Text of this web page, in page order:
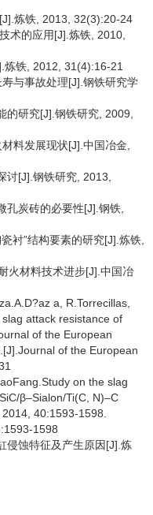
炼铁, 2013, 32(3):20-24
术的应用[J].炼铁, 2010,
炼铁, 2012, 31(4):16-21
与事故处理[J].钢铁研究学
的研究[J].钢铁研究, 2009,
料发展现状[J].中国冶金,
讨[J].钢铁研究, 2013,
孔炭砖的必要性[J].钢铁,
衬”结构要素的研究[J].炼铁,
火材料技术进步[J].中国冶
a, R.Torrecillas,
attack resistance of
of the European
of the European
on the slag
β–Sialon/Ti(C, N)–C
40:1593-1598.
1598
侵蚀特征及产生原因[J].炼